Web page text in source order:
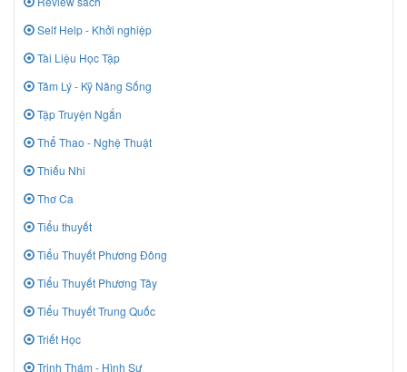
Self Help - Khởi nghiệp
Tài Liệu Học Tập
Tâm Lý - Kỹ Năng Sống
Tập Truyện Ngắn
Thể Thao - Nghệ Thuật
Thiếu Nhi
Thơ Ca
Tiểu thuyết
Tiểu Thuyết Phương Đông
Tiểu Thuyết Phương Tây
Tiểu Thuyết Trung Quốc
Triết Học
Trinh Thám - Hình Sự